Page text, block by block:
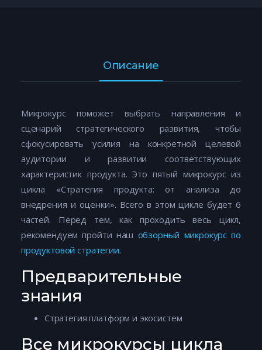
Описание
Микрокурс поможет выбрать направления и
сценарий стратегического развития, чтобы
сфокусировать усилия на конкретной целевой
аудитории и развитии соответствующих
характеристик продукта. Это пятый микрокурс из
цикла «Стратегия продукта: от анализа до
внедрения и оценки». Всего в этом цикле будет 6
частей. Перед тем, как проходить весь цикл,
рекомендуем пройти наш обзорный микрокурс по
продуктовой стратегии.
Предварительные
знания
Стратегия платформ и экосистем
Все микрокурсы цикла